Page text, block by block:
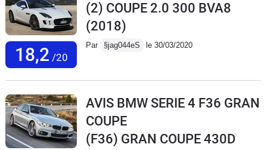
18,2 /20
(2) COUPE 2.0 300 BVA8
(2018)
Par §jag044eS le 30/03/2020
AVIS BMW SERIE 4 F36 GRAN
COUPE
(F36) GRAN COUPE 430D